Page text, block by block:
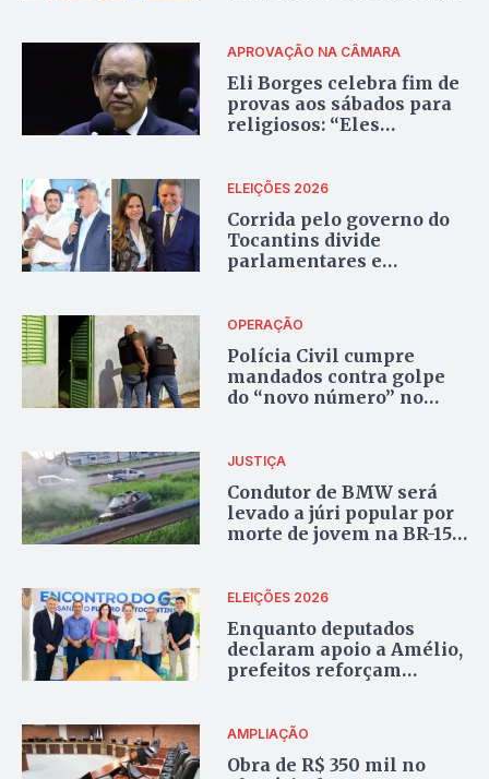
APROVAÇÃO NA CÂMARA
Eli Borges celebra fim de
provas aos sábados para
religiosos: “Eles
ELEIÇÕES 2026
Corrida pelo governo do
Tocantins divide
parlamentares e
OPERAÇÃO
Polícia Civil cumpre
mandados contra golpe
do “novo número” no
presa em Palmas
JUSTIÇA
Condutor de BMW será
levado a júri popular por
morte de jovem na BR-153
ELEIÇÕES 2026
Enquanto deputados
declaram apoio a Amélio,
prefeitos reforçam
AMPLIAÇÃO
Obra de R$ 350 mil no